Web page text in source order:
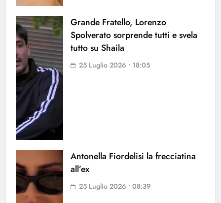
Grande Fratello, Lorenzo
Spolverato sorprende tutti e svela
tutto su Shaila
25 Luglio 2026 • 18:05
Antonella Fiordelisi la frecciatina
all’ex
25 Luglio 2026 • 08:39